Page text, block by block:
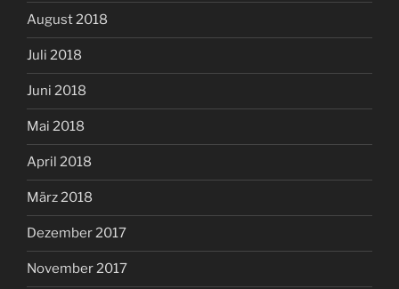
August 2018
Juli 2018
Juni 2018
Mai 2018
April 2018
März 2018
Dezember 2017
November 2017